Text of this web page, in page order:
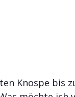
Knospe bis